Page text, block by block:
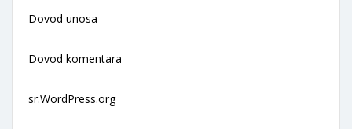
Dovod unosa
Dovod komentara
sr.WordPress.org